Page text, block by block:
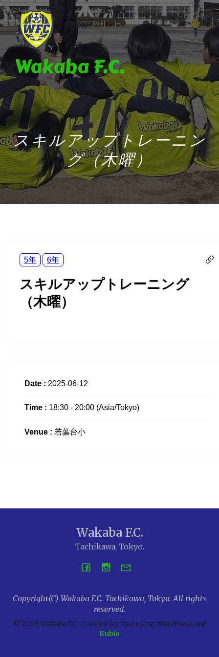
Wakaba F.C.
スキルアップトレーニン
グ（木曜）
5年 6年
スキルアップトレーニング
（木曜）
Date : 2025-06-12
Time : 18:30 - 20:00 (Asia/Tokyo)
Venue : 若葉台小
Wakaba F.C.
Tachikawa, Tokyo.
Copyright(C) Wakaba F.C. Tachikawa, Tokyo. All rights
reserved.
© 2026 Wakaba F.C.. Created for free using WordPress and
Kubio